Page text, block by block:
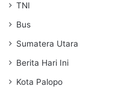
TNI
Bus
Sumatera Utara
Berita Hari Ini
Kota Palopo